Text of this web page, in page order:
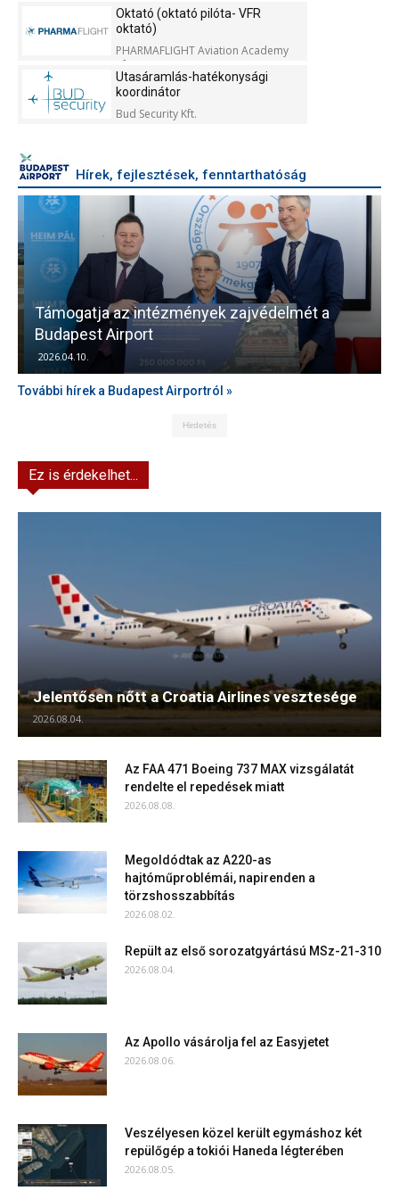
Oktató (oktató pilóta- VFR
oktató)
PHARMAFLIGHT Aviation Academy
Kft.
Utasáramlás-hatékonysági
koordinátor
Bud Security Kft.
Hírek, fejlesztések, fenntarthatóság
Támogatja az intézmények zajvédelmét a
Budapest Airport
2026.04.10.
További hírek a Budapest Airportról »
Hirdetés
Ez is érdekelhet...
Jelentősen nőtt a Croatia Airlines vesztesége
2026.08.04.
Az FAA 471 Boeing 737 MAX vizsgálatát
rendelte el repedések miatt
2026.08.08.
Megoldódtak az A220-as
hajtóműproblémái, napirenden a
törzshosszabbítás
2026.08.02.
Repült az első sorozatgyártású MSz-21-310
2026.08.04.
Az Apollo vásárolja fel az Easyjetet
2026.08.06.
Veszélyesen közel került egymáshoz két
repülőgép a tokiói Haneda légterében
2026.08.05.